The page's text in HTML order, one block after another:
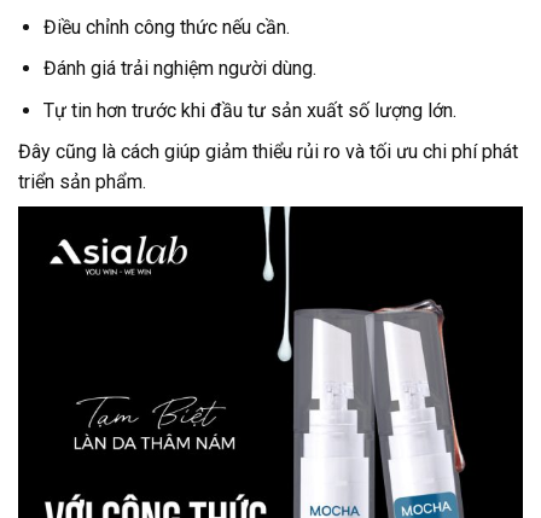
Điều chỉnh công thức nếu cần.
Đánh giá trải nghiệm người dùng.
Tự tin hơn trước khi đầu tư sản xuất số lượng lớn.
Đây cũng là cách giúp giảm thiểu rủi ro và tối ưu chi phí phát
triển sản phẩm.